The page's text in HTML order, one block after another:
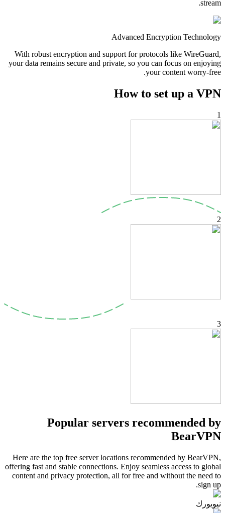
stream.
Advanced Encryption Technology
With robust encryption and support for protocols like WireGuard,
your data remains secure and private, so you can focus on enjoying
your content worry-free.
How to set up a VPN
1
2
3
Popular servers recommended by
BearVPN
Here are the top free server locations recommended by BearVPN,
offering fast and stable connections. Enjoy seamless access to global
content and privacy protection, all for free and without the need to
sign up.
نيويورك